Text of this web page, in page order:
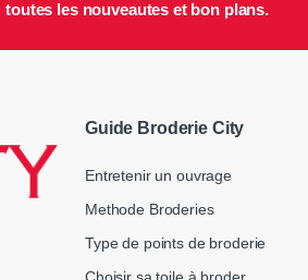
toutes les nouveautes et bon plans.
Guide Broderie City
Entretenir un ouvrage
Methode Broderies
Type de points de broderie